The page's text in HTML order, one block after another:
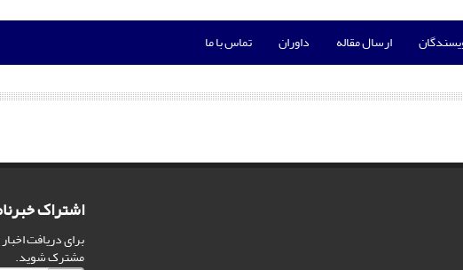
ارسال مقاله داوران تماس با ما
اشتراک
برای دریافت
مشترک شوید.